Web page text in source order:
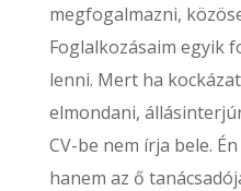
megfogalmazni,
Foglalkozásaim egyik
lenni. Mert ha
elmondani,
CV-be nem írja bele.
hanem az ő